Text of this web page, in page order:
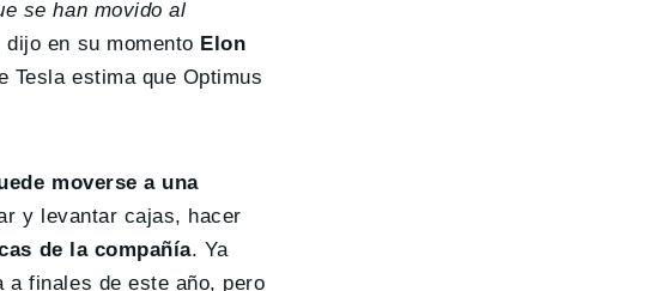
se han movido al
dijo en su momento Elon
Tesla estima que Optimus
moverse a una
y levantar cajas, hacer
de la compañía. Ya
a finales de este año, pero